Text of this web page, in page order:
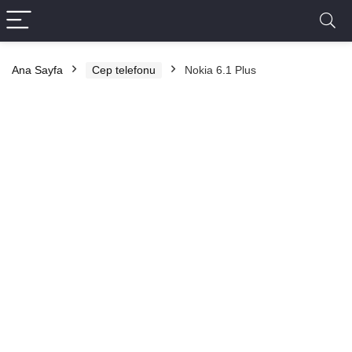
Ana Sayfa Cep telefonu Nokia 6.1 Plus